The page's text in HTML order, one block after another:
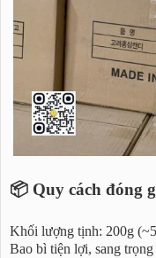
📦 Quy cách đóng
Khối lượng tịnh: 200g
Bao bì tiện lợi, sang